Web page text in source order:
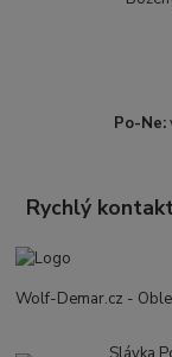
Po-Ne:
Rychlý kontakt
Wolf-Demar.cz -